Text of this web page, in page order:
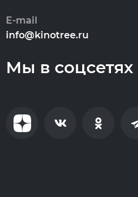
E-mail
info@kinotree.ru
Мы в соцсетях